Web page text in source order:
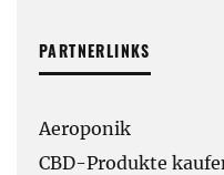
PARTNERLINKS
Aeroponik
CBD-Produkte